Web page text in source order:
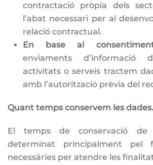
contractació pròpia dels
l’abat necessari per al
relació contractual.
En base al
enviaments
activitats o serveis tractem
amb l’autorització prèvia del
Quant temps conservem les dades.
El temps de conservació
determinat principalment pel
necessàries per atendre les